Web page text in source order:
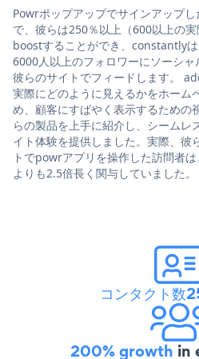
Powrポップアップでサインアップ
で、彼らは250％以上（600以上の
boostすることができ、constantly
6000人以上のフォロワーにソーシ
彼らのサイトでフィードします。
実際にどのように見えるかをホー
め、顧客にすばやく表示するための
らの製品を上手に紹介し、シームレ
イト体験を提供しました。実際、
トでpowrアプリを操作した訪問者
よりも2.5倍長く関与していました。
コンタクト数
200% growth in